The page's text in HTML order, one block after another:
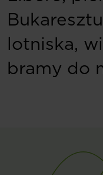
lotniska,
bramy do